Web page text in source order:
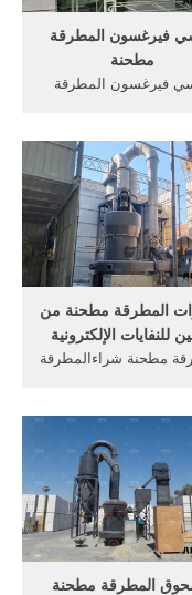
فيرغسون المطرقة
مطحنة
فيرغسون المطرقة
جرارات للبيع
موردو ماسي فيرغسون
للبيع ومصنعو ماسي
جرارات للبيع أدناه،
يرجى ...
المطرقة مطحنة من
للنفايات الإلكترونية
مطحنة شراءالمطرقة
طريقة فحص
الديلكو صور ...
وكانت الصي
المطرقة مطحنة